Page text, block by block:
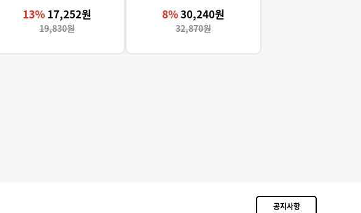
작용)
13% 17,252원
19,830원
작용)
8%30,240원
32,870원
공지사항